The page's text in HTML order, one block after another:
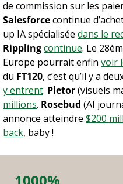
de commission sur les
Salesforce continue
up IA spécialisée dans le
Ripplingcontinue. Le
Europe pourrait enfin voir
du FT120, c’est qu’il y a
y entrent. Pletor (visuels
millions. Rosebud (AI
annonce atteindre $200
back, baby !